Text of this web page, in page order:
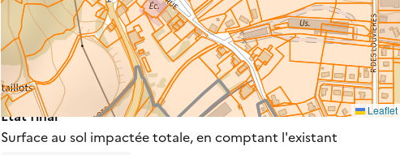
Leaflet
Nouveaux impacts
Surface au sol nouvellement impactée par le projet
m²
État final
Surface au sol impactée totale, en comptant l'existant